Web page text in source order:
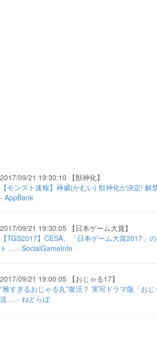
2017/09/21 19:30:10 【獣神化】
【モンスト速報】神威(かむい) 獣神化が決定! 解
- AppBank
2017/09/21 19:30:05 【日本ゲーム大賞】
【TGS2017】CESA、「日本ゲーム大賞2017」
ト ... - SocialGameInfo
2017/09/21 19:00:05 【おじゃる17】
“雅すぎるおじゃる丸”復活？ 実写ドラマ版「お
送 ... - ねとらぼ